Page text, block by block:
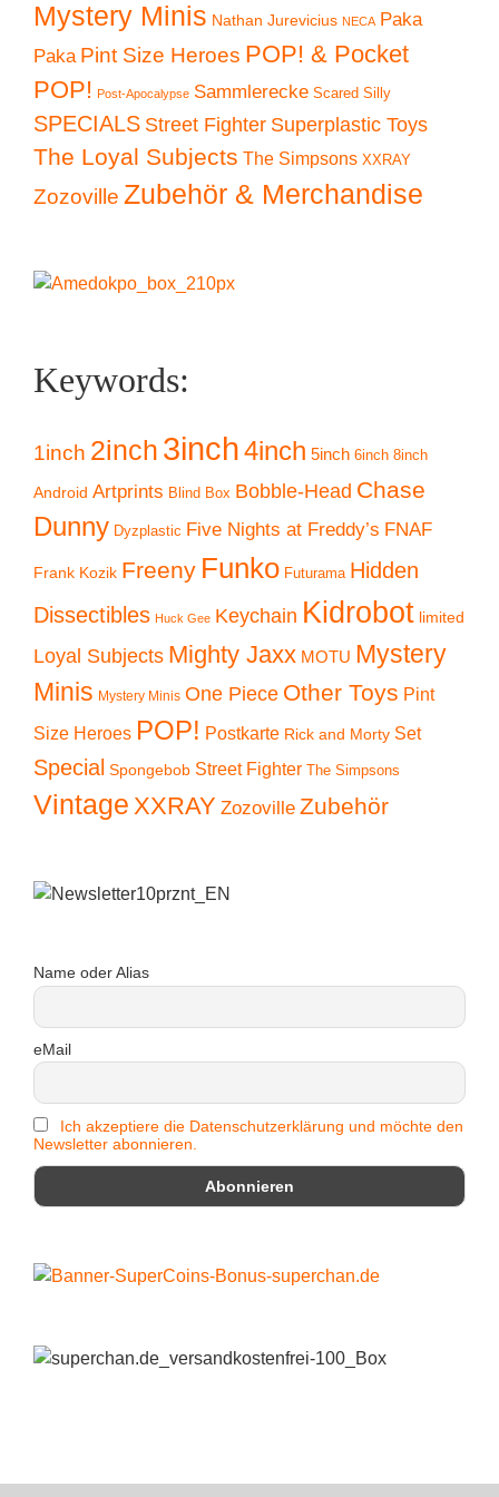
Mystery Minis Nathan Jurevicius NECA Paka
Paka Pint Size Heroes POP! & Pocket
POP! Post-Apocalypse Sammlerecke Scared Silly
SPECIALS Street Fighter Superplastic Toys
The Loyal Subjects The Simpsons XXRAY
Zozoville Zubehör & Merchandise
Keywords:
1inch 2inch 3inch4inch 5inch 6inch 8inch
Android Artprints Blind Box Bobble-Head Chase
Dunny Dyzplastic Five Nights at Freddy’s FNAF
Frank Kozik Freeny Funko Futurama Hidden
Dissectibles Huck Gee Keychain Kidrobot limited
Loyal Subjects Mighty Jaxx MOTU Mystery
Minis Mystery Minis One Piece Other Toys Pint
Size Heroes POP! Postkarte Rick and Morty Set
Special Spongebob Street Fighter The Simpsons
Vintage XXRAY Zozoville Zubehör
Name oder Alias
eMail
Ich akzeptiere die Datenschutzerklärung und möchte den
Newsletter abonnieren.